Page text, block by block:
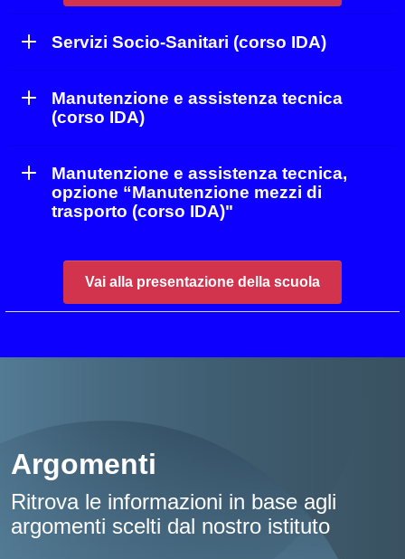
Servizi Socio-Sanitari (corso IDA)
Manutenzione e assistenza tecnica
(corso IDA)
Manutenzione e assistenza tecnica,
opzione “Manutenzione mezzi di
trasporto (corso IDA)"
Vai alla presentazione della scuola
Argomenti
Ritrova le informazioni in base agli
argomenti scelti dal nostro istituto